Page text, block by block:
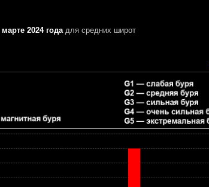
марте 2024 годадля средних широт